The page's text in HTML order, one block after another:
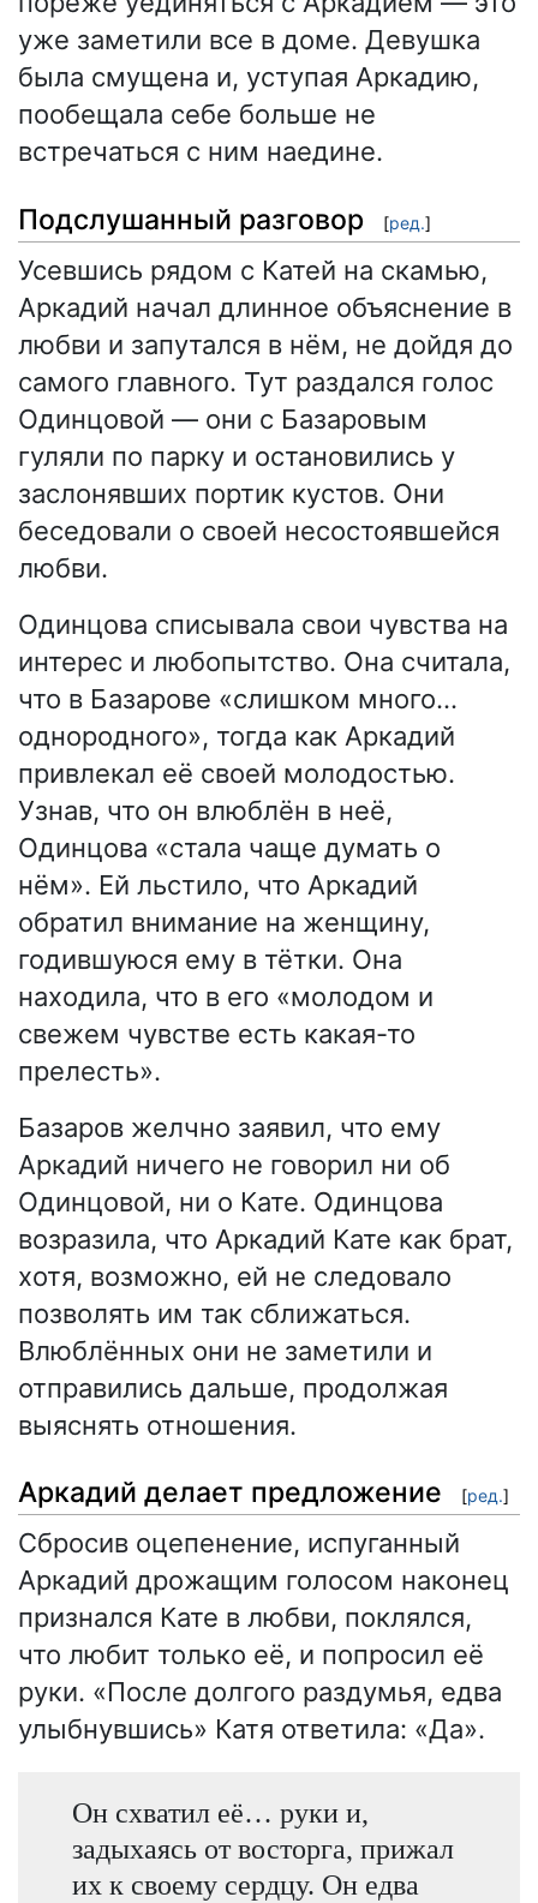
уже заметили все в доме. Девушка
была смущена и, уступая Аркадию,
пообещала себе больше не
встречаться с ним наедине.
Подслушанный разговор [ред.]
Усевшись рядом с Катей на скамью,
Аркадий начал длинное объяснение в
любви и запутался в нём, не дойдя до
самого главного. Тут раздался голос
Одинцовой — они с Базаровым
гуляли по парку и остановились у
заслонявших портик кустов. Они
беседовали о своей несостоявшейся
любви.
Одинцова списывала свои чувства на
интерес и любопытство. Она считала,
что в Базарове «слишком много…
однородного», тогда как Аркадий
привлекал её своей молодостью.
Узнав, что он влюблён в неё,
Одинцова «стала чаще думать о
нём». Ей льстило, что Аркадий
обратил внимание на женщину,
годившуюся ему в тётки. Она
находила, что в его «молодом и
свежем чувстве есть какая-то
прелесть».
Базаров желчно заявил, что ему
Аркадий ничего не говорил ни об
Одинцовой, ни о Кате. Одинцова
возразила, что Аркадий Кате как брат,
хотя, возможно, ей не следовало
позволять им так сближаться.
Влюблённых они не заметили и
отправились дальше, продолжая
выяснять отношения.
Аркадий делает предложение [ред.]
Сбросив оцепенение, испуганный
Аркадий дрожащим голосом наконец
признался Кате в любви, поклялся,
что любит только её, и попросил её
руки. «После долгого раздумья, едва
улыбнувшись» Катя ответила: «Да».
Он схватил её… руки и,
задыхаясь от восторга, прижал
их к своему сердцу. Он едва